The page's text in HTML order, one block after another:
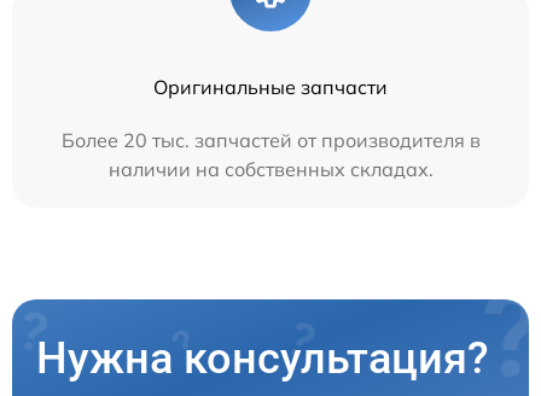
Оригинальные запчасти
Более 20 тыс. запчастей от производителя в
наличии на собственных складах.
Нужна консультация?